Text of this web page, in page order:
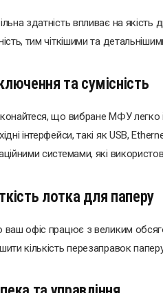
здатність впливає на
тим чіткішими та
та сумісність
що вибране МФУ легко
інтерфейси, такі як USB,
системами, які
лотка для паперу
офіс працює з великим
кількість перезаправок